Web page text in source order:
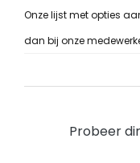
Onze lijst met opties
dan bij onze
Probeer